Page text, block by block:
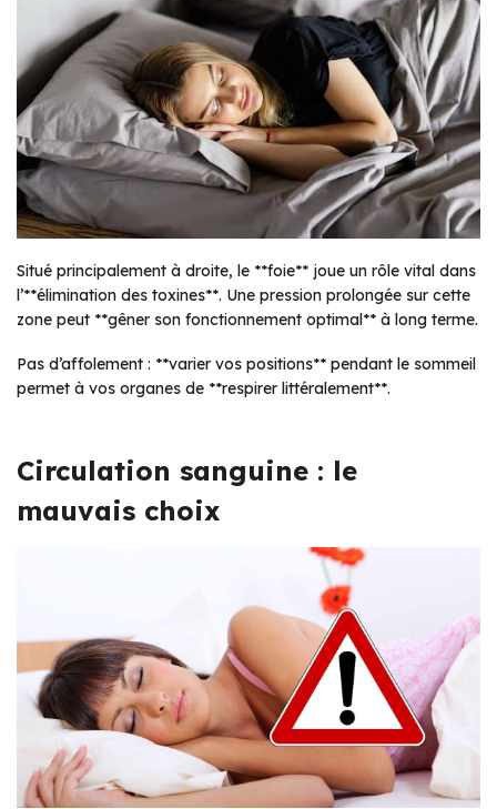
Situé principalement à droite, le **foie** joue un rôle vital dans
l’**élimination des toxines**. Une pression prolongée sur cette
zone peut **gêner son fonctionnement optimal** à long terme.
Pas d’affolement : **varier vos positions** pendant le sommeil
permet à vos organes de **respirer littéralement**.
Circulation sanguine : le
mauvais choix